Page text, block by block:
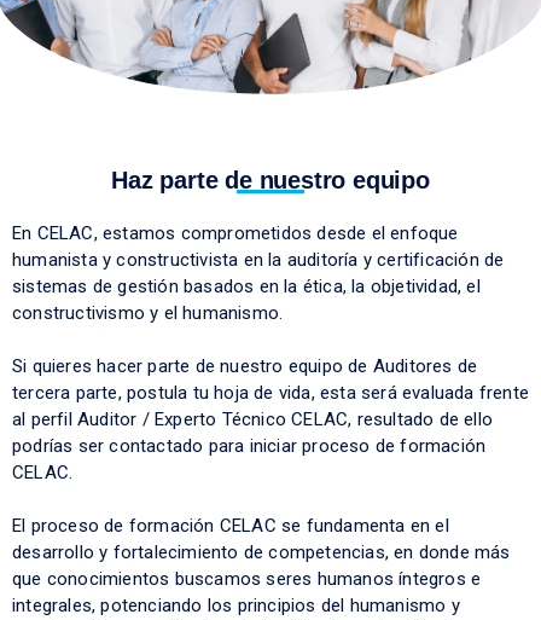
nosotros
Haz parte de nuestro equipo
En CELAC, estamos comprometidos desde el enfoque
humanista y constructivista en la auditoría y certificación de
sistemas de gestión basados en la ética, la objetividad, el
constructivismo y el humanismo.
Si quieres hacer parte de nuestro equipo de Auditores de
tercera parte, postula tu hoja de vida, esta será evaluada frente
al perfil Auditor / Experto Técnico CELAC, resultado de ello
podrías ser contactado para iniciar proceso de formación
CELAC.
El proceso de formación CELAC se fundamenta en el
desarrollo y fortalecimiento de competencias, en donde más
que conocimientos buscamos seres humanos íntegros e
integrales, potenciando los principios del humanismo y